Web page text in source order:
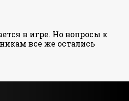
в игре. Но вопросы к
все же остались